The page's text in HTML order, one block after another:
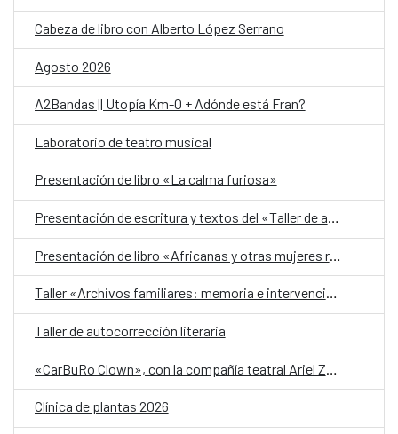
Cabeza de libro con Alberto López Serrano
Agosto 2026
A2Bandas || Utopía Km-0 + Adónde está Fran?
Laboratorio de teatro musical
Presentación de libro «La calma furiosa»
Presentación de escritura y textos del «Taller de autobiografía para mujeres 70+»
Presentación de libro «Africanas y otras mujeres racializadas»
Taller «Archivos familiares: memoria e intervención»
Taller de autocorrección literaria
Clínica de plantas 2026